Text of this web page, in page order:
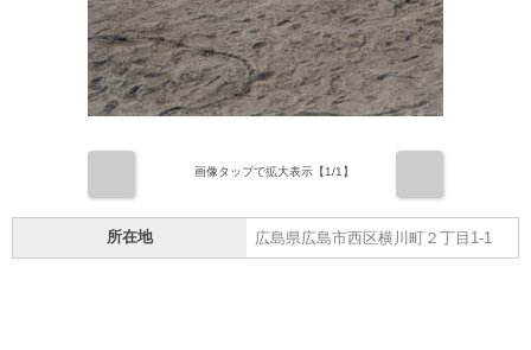
画像タップで拡大表示【1/1】
所在地 広島県広島市西区横川町２丁目1-1